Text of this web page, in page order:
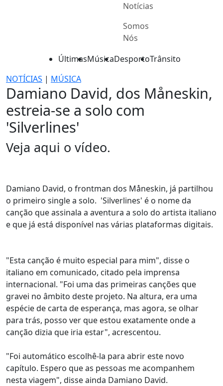
Notícias
Somos
Nós
ÚltimasMúsicaDesportoTrânsito
NOTÍCIAS | MÚSICA
Damiano David, dos Måneskin,
estreia-se a solo com
'Silverlines'
Veja aqui o vídeo.
Damiano David, o frontman dos Måneskin, já partilhou
o primeiro single a solo. 'Silverlines' é o nome da
canção que assinala a aventura a solo do artista italiano
e que já está disponível nas várias plataformas digitais.
"Esta canção é muito especial para mim", disse o
italiano em comunicado, citado pela imprensa
internacional. "Foi uma das primeiras canções que
gravei no âmbito deste projeto. Na altura, era uma
espécie de carta de esperança, mas agora, se olhar
para trás, posso ver que estou exatamente onde a
canção dizia que iria estar", acrescentou.
"Foi automático escolhê-la para abrir este novo
capítulo. Espero que as pessoas me acompanhem
nesta viagem", disse ainda Damiano David.